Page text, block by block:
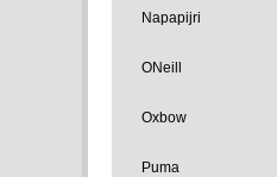
Napapijri
ONeill
Oxbow
Puma